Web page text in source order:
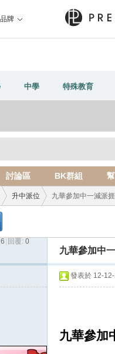
牌
中學 特殊教育
討論區 BK群組
›
升中派位 九華參加中一減派
回覆: 0
九華參加中
發表於 12-
九華參加